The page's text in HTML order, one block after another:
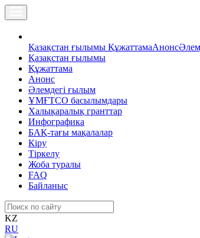
Қазақстан ғылымы ҚұжаттамаАнонс
Қазақстан ғылымы
Құжаттама
Анонс
Әлемдегі ғылым
ҰМҒТСО басылымдары
Халықаралық гранттар
Инфографика
БАҚ-тағы мақалалар
Кіру
Тіркелу
Жоба туралы
FAQ
Байланыс
KZ
RU